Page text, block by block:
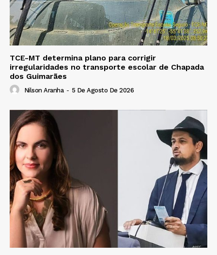
TCE-MT determina plano para corrigir
irregularidades no transporte escolar de Chapada
dos Guimarães
Nilson Aranha - 5 De Agosto De 2026